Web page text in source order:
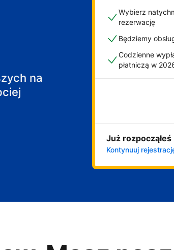
na
Wybierz
rezerwację
Będziemy
Codzienne
płatniczą w
Już
Kontynuuj